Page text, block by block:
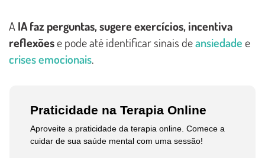
A IA faz perguntas, sugere exercícios, incentiva
reflexõese pode até identificar sinais deansiedade e
crises emocionais.
Praticidade na Terapia Online
Aproveite a praticidade da terapia online. Comece a
cuidar de sua saúde mental com uma sessão!